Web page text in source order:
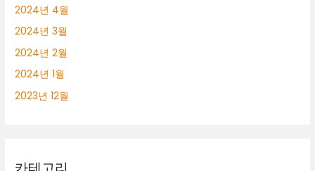
2024년 4월
2024년 3월
2024년 2월
2024년 1월
2023년 12월